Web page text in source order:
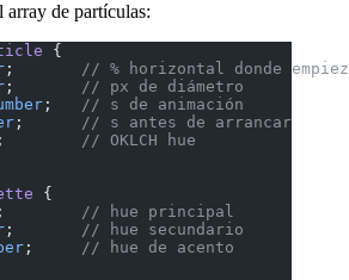
array de partículas:
{
; // % horizontal donde
; // px de diámetro
; // s de animación
; // s antes de arrancar
; // OKLCH hue
{
; // hue principal
; // hue secundario
; // hue de acento